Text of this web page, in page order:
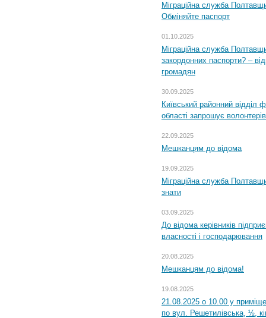
Міграційна служба
Обміняйте паспорт
01.10.2025
Міграційна служба
закордонних паспорти? –
громадян
30.09.2025
Київський районний відділ
області запрошує
22.09.2025
Мешканцям до відома
19.09.2025
Міграційна служба
знати
03.09.2025
До відома керівників
власності і господарювання
20.08.2025
Мешканцям до відома!
19.08.2025
21.08.2025 о 10.00 у
по вул. Решетилівська, ½,